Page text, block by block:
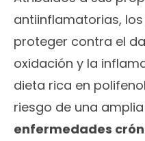
antiinflamatorias,
proteger contra el
oxidación y la
dieta rica en
riesgo de una
enfermedades